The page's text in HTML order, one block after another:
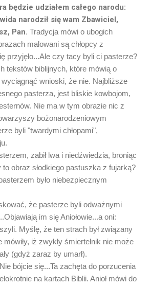
będzie udziałem całego narodu:
narodził się wam Zbawiciel,
Pan. Tradycja mówi o ubogich
malowani są chłopcy z
przyjęło...Ale czy tacy byli ci pasterze?
tekstów biblijnych, które mówią o
wnioski, że nie. Najbliższe
pasterza, jest bliskie kowbojom,
Nie ma w tym obrazie nic z
bożonarodzeniowym
byli "twardymi chłopami",
zabił lwa i niedźwiedzia, broniąc
obraz słodkiego pastuszka z fujarką?
było niebezpiecznym
że pasterze byli odważnymi
im się Aniołowie...a oni:
Myślę, że ten strach był związany
mówiły, iż zwykły śmiertelnik nie może
(gdyż zaraz by umarł).
bójcie się...Ta zachęta do porzucenia
na kartach Biblii. Anioł mówi do